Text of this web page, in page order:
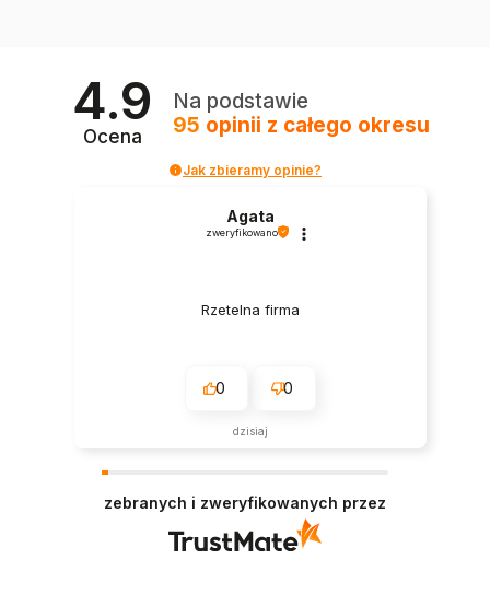
4.9
Ocena
Na podstawie
95 opinii z całego okresu
Jak zbieramy opinie?
Agata
zweryfikowano
Rzetelna firma
0 0
dzisiaj
zebranych i zweryfikowanych przez